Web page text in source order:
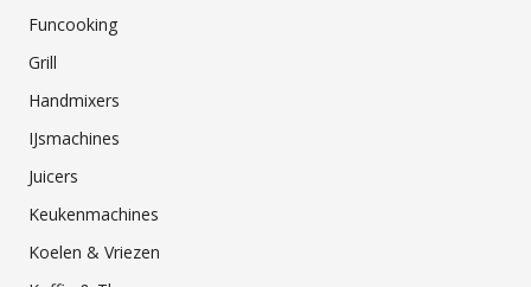
Funcooking
Grill
Handmixers
IJsmachines
Juicers
Keukenmachines
Koelen & Vriezen